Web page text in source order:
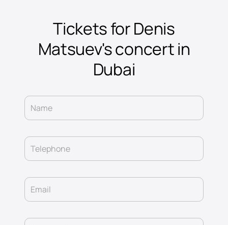
Tickets for Denis
Matsuev's concert in
Dubai
Name
Telephone
Email